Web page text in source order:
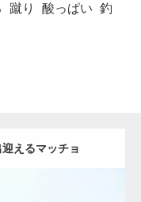
蹴り 酸っぱい 釣
えるマッチョ